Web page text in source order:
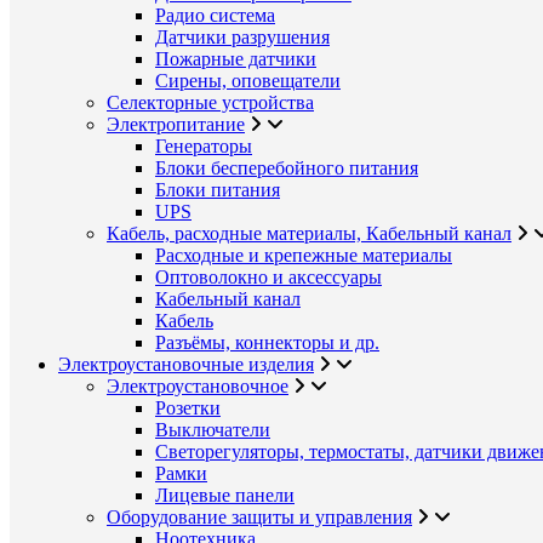
Радио система
Датчики разрушения
Пожарные датчики
Сирены, оповещатели
Селекторные устройства
Электропитание
Генераторы
Блоки бесперебойного питания
Блоки питания
UPS
Кабель, расходные материалы, Кабельный канал
Расходные и крепежные материалы
Оптоволокно и аксессуары
Кабельный канал
Кабель
Разъёмы, коннекторы и др.
Электроустановочные изделия
Электроустановочное
Розетки
Выключатели
Светорегуляторы, термостаты, датчики
Рамки
Лицевые панели
Оборудование защиты и управления
Ноотехника